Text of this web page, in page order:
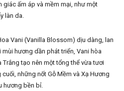
giác ấm áp và mềm mại, như một
làn da.
Vani (Vanilla Blossom) dịu dàng, lan
hương dần phát triển, Vani hòa
tạo nên một tổng thể vừa tươi
những nốt Gỗ Mềm và Xạ Hương
hương bền bỉ.